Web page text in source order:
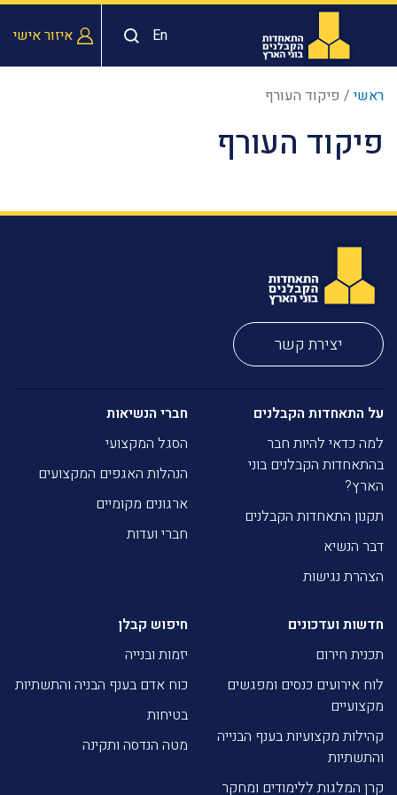
En איזור אישי
ראשי / פיקוד העורף
פיקוד העורף
יצירת קשר
על התאחדות הקבלנים
למה כדאי להיות חבר
בהתאחדות הקבלנים בוני
הארץ?
תקנון התאחדות הקבלנים
דבר הנשיא
הצהרת נגישות
חברי הנשיאות
הסגל המקצועי
הנהלות האגפים המקצועים
ארגונים מקומיים
חברי ועדות
חדשות ועדכונים
תכנית חירום
לוח אירועים כנסים ומפגשים
מקצועיים
קהילות מקצועיות בענף הבנייה
והתשתיות
קרן המלגות ללימודים ומחקר
חיפוש קבלן
יזמות ובנייה
כוח אדם בענף הבניה והתשתיות
בטיחות
מטה הנדסה ותקינה